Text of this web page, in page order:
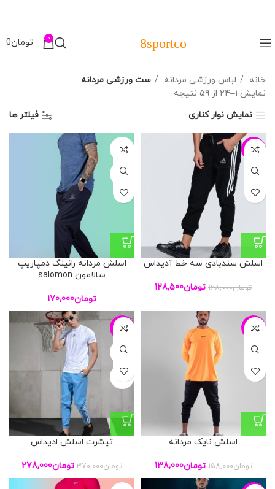
8sportco
0 تومان0
خانه لباس ورزشی مردانه
ست ورزشی مردانه
نمایش 1–24 از 59 نتیجه
نمایش نوار کناری
فیلتر ها
-24%
اسلش سندبادی سه خط آدیداس
تومان168,000 تومان128,500
L
XL
اسلش مردانه رانینگ دمپازیپ
سالامون salomon
تومان170,000
-13%
اسلش نایک مردانه
تومان158,000 تومان138,000
-25%
L
XL
تیشرت اسلش ادیداس
تومان370,000 تومان278,000